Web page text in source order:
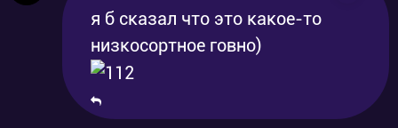
я б сказал что это какое-то
низкосортное говно)